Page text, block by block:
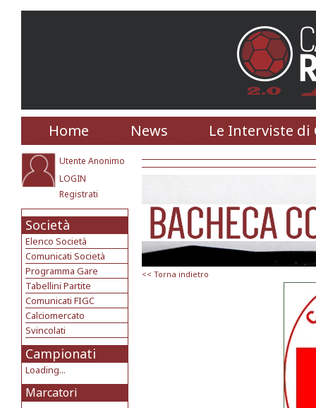
Home News Le Interviste di
Utente Anonimo
LOGIN
Registrati
Società
Elenco Società
Comunicati Società
Programma Gare
Tabellini Partite
Comunicati FIGC
Calciomercato
Svincolati
Campionati
Loading...
Marcatori
<< Torna indietro